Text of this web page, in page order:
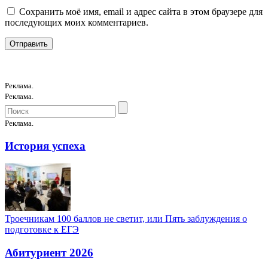
Сохранить моё имя, email и адрес сайта в этом браузере для
последующих моих комментариев.
Реклама.
Реклама.
Реклама.
История успеха
Троечникам 100 баллов не светит, или Пять заблуждения о
подготовке к ЕГЭ
Абитуриент 2026